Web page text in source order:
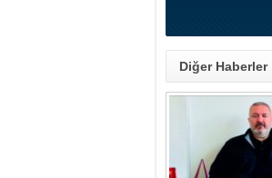
Diğer Haberler